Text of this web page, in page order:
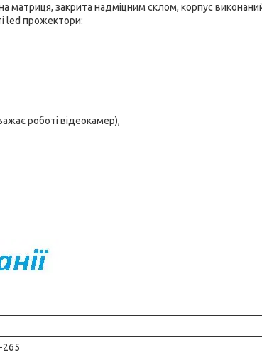
матриця, закрита надміцним склом, корпус
led прожектори:
роботі відеокамер),
265